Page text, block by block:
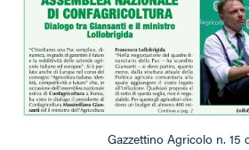
Gazzettino Agricolo n. 15